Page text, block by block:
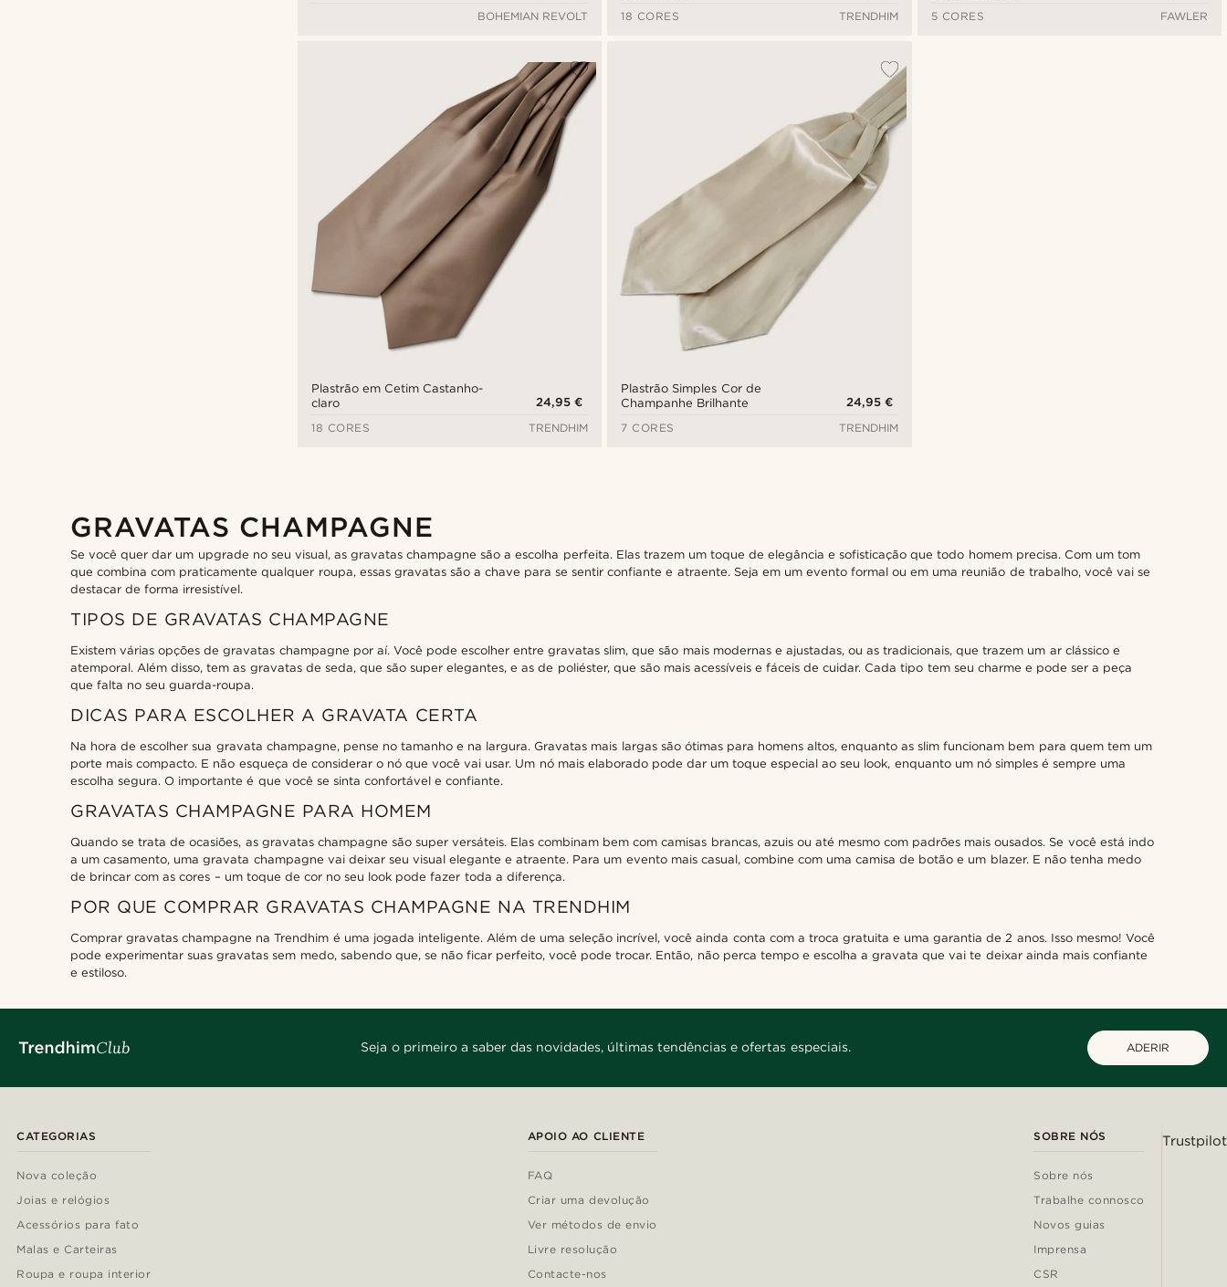
BOHEMIAN REVOLT
18 CORES
TRENDHIM
5 CORES
FAWLER
Plastrão em Cetim Castanho-
claro
24,95 €
18 CORES
TRENDHIM
Plastrão Simples Cor de
Champanhe Brilhante
24,95 €
7 CORES
TRENDHIM
GRAVATAS CHAMPAGNE
Se você quer dar um upgrade no seu visual, as gravatas champagne são a escolha perfeita. Elas trazem um toque de elegância e sofisticação que todo homem precisa. Com um tom
que combina com praticamente qualquer roupa, essas gravatas são a chave para se sentir confiante e atraente. Seja em um evento formal ou em uma reunião de trabalho, você vai se
destacar de forma irresistível.
TIPOS DE GRAVATAS CHAMPAGNE
Existem várias opções de gravatas champagne por aí. Você pode escolher entre gravatas slim, que são mais modernas e ajustadas, ou as tradicionais, que trazem um ar clássico e
atemporal. Além disso, tem as gravatas de seda, que são super elegantes, e as de poliéster, que são mais acessíveis e fáceis de cuidar. Cada tipo tem seu charme e pode ser a peça
que falta no seu guarda-roupa.
DICAS PARA ESCOLHER A GRAVATA CERTA
Na hora de escolher sua gravata champagne, pense no tamanho e na largura. Gravatas mais largas são ótimas para homens altos, enquanto as slim funcionam bem para quem tem um
porte mais compacto. E não esqueça de considerar o nó que você vai usar. Um nó mais elaborado pode dar um toque especial ao seu look, enquanto um nó simples é sempre uma
escolha segura. O importante é que você se sinta confortável e confiante.
GRAVATAS CHAMPAGNE PARA HOMEM
Quando se trata de ocasiões, as gravatas champagne são super versáteis. Elas combinam bem com camisas brancas, azuis ou até mesmo com padrões mais ousados. Se você está indo
a um casamento, uma gravata champagne vai deixar seu visual elegante e atraente. Para um evento mais casual, combine com uma camisa de botão e um blazer. E não tenha medo
de brincar com as cores – um toque de cor no seu look pode fazer toda a diferença.
POR QUE COMPRAR GRAVATAS CHAMPAGNE NA TRENDHIM
Comprar gravatas champagne na Trendhim é uma jogada inteligente. Além de uma seleção incrível, você ainda conta com a troca gratuita e uma garantia de 2 anos. Isso mesmo! Você
pode experimentar suas gravatas sem medo, sabendo que, se não ficar perfeito, você pode trocar. Então, não perca tempo e escolha a gravata que vai te deixar ainda mais confiante
e estiloso.
Seja o primeiro a saber das novidades, últimas tendências e ofertas especiais. ADERIR
CATEGORIAS
Nova coleção
Joias e relógios
Acessórios para fato
Malas e Carteiras
Roupa e roupa interior
APOIO AO CLIENTE
FAQ
Criar uma devolução
Ver métodos de envio
Livre resolução
Contacte-nos
SOBRE NÓS
Sobre nós
Trabalhe connosco
Novos guias
Imprensa
CSR
Trustpilot